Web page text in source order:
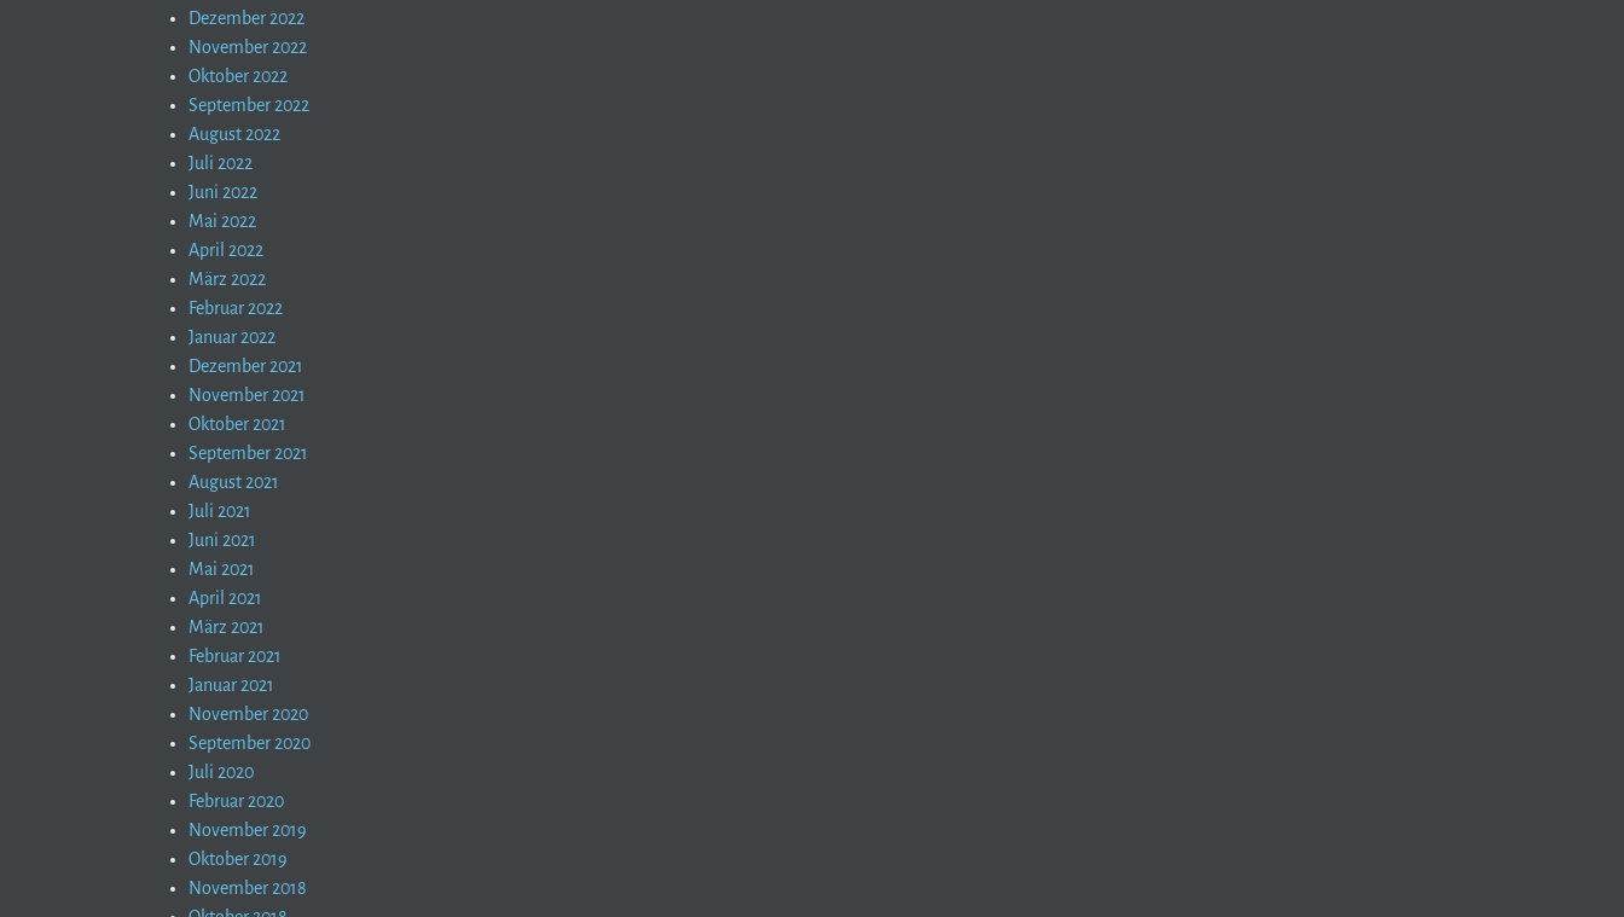
Dezember 2022
November 2022
Oktober 2022
September 2022
August 2022
Juli 2022
Juni 2022
Mai 2022
April 2022
März 2022
Februar 2022
Januar 2022
Dezember 2021
November 2021
Oktober 2021
September 2021
August 2021
Juli 2021
Juni 2021
Mai 2021
April 2021
März 2021
Februar 2021
Januar 2021
November 2020
September 2020
Juli 2020
Februar 2020
November 2019
Oktober 2019
November 2018